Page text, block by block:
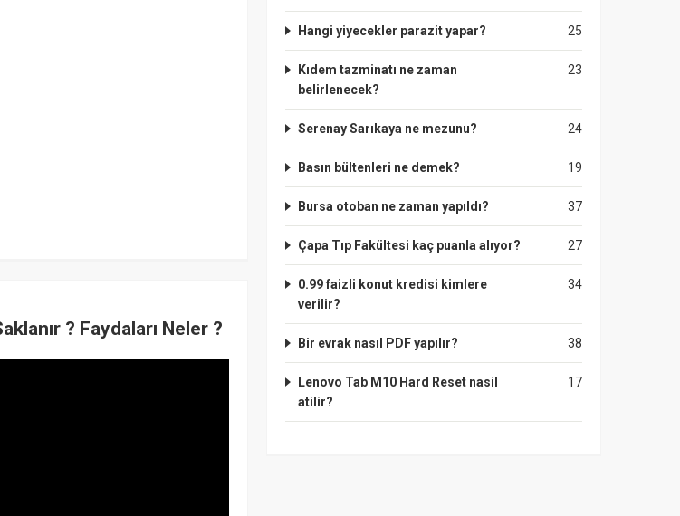
? Faydaları Neler ?
25
Hangi yiyecekler parazit yapar?
23
Kıdem tazminatı ne zaman
belirlenecek?
24
Serenay Sarıkaya ne mezunu?
19
Basın bültenleri ne demek?
37
Bursa otoban ne zaman yapıldı?
27
Çapa Tıp Fakültesi kaç puanla alıyor?
34
0.99 faizli konut kredisi kimlere
verilir?
38
Bir evrak nasıl PDF yapılır?
17
Lenovo Tab M10 Hard Reset nasil
atilir?